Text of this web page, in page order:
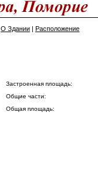
О Здании | Расположение
Застроенная площадь:
Общие части:
Общая площадь: